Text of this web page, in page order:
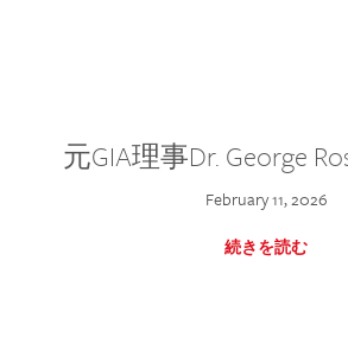
元GIA理事Dr. George
February 11, 2026
続きを読む